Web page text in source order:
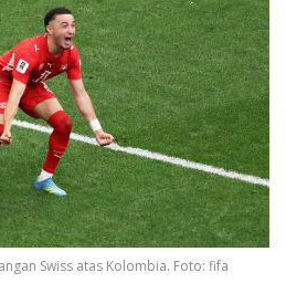
Swiss atas Kolombia. Foto: fifa